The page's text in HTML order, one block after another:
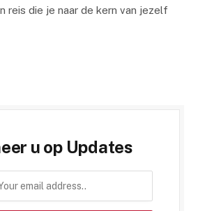
reis die je naar de kern van jezelf
u op Updates